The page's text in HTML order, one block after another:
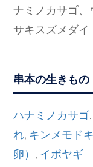
ナミノカサゴ
サキスズメダ
串本の生きもの
ハナミノカサゴ,
れ, キンメモド
卵） , イボヤギ